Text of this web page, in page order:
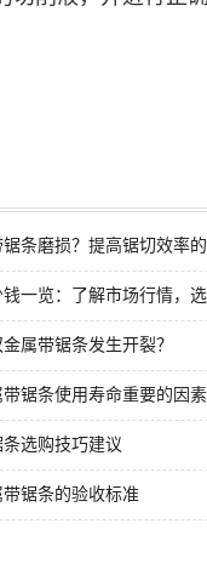
条磨损？提高锯切效率的
一览：了解市场行情，
属带锯条发生开裂？
锯条使用寿命重要的因
选购技巧建议
锯条的验收标准